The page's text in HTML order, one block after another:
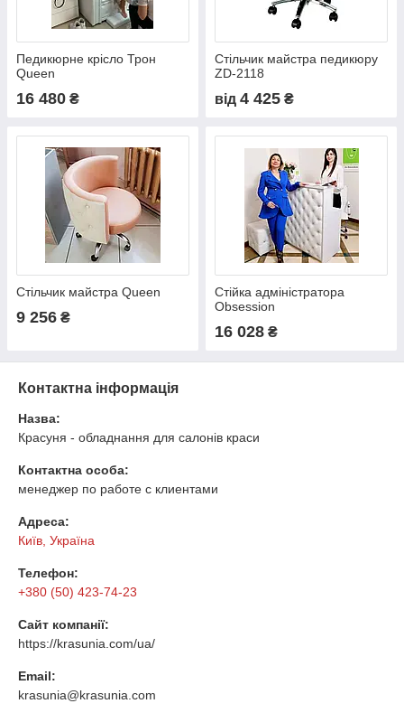
Педикюрне крісло Трон
Queen
16 480 ₴
Стільчик майстра педикюру
ZD-2118
від4 425 ₴
Стільчик майстра Queen
9 256 ₴
Стійка адміністратора
Obsession
16 028 ₴
Контактна інформація
Назва:
Красуня - обладнання для салонів краси
Контактна особа:
менеджер по работе с клиентами
Адреса:
Київ, Україна
Телефон:
+380 (50) 423-74-23
Сайт компанії:
https://krasunia.com/ua/
Email:
krasunia@krasunia.com